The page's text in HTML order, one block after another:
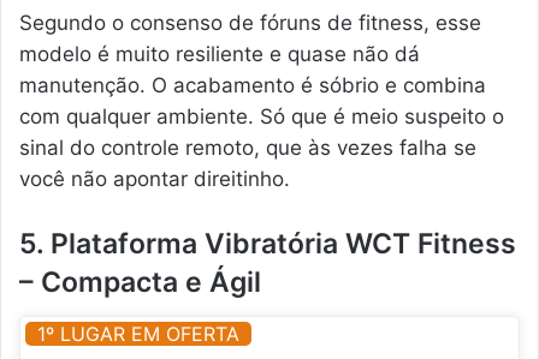
Segundo o consenso de fóruns de fitness, esse
modelo é muito resiliente e quase não dá
manutenção. O acabamento é sóbrio e combina
com qualquer ambiente. Só que é meio suspeito o
sinal do controle remoto, que às vezes falha se
você não apontar direitinho.
5. Plataforma Vibratória WCT Fitness
– Compacta e Ágil
1º LUGAR EM OFERTA